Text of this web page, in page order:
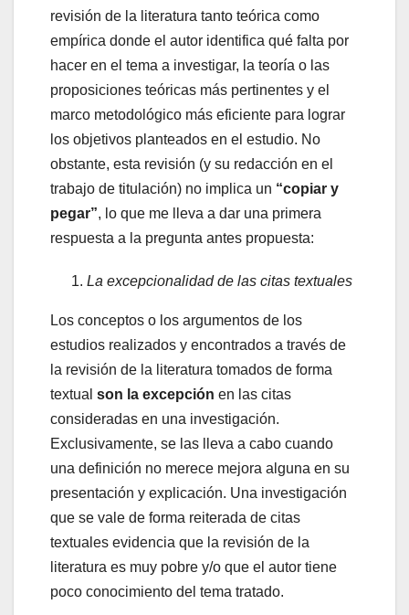
revisión de la literatura tanto teórica como
empírica donde el autor identifica qué falta por
hacer en el tema a investigar, la teoría o las
proposiciones teóricas más pertinentes y el
marco metodológico más eficiente para lograr
los objetivos planteados en el estudio. No
obstante, esta revisión (y su redacción en el
trabajo de titulación) no implica un “copiar y
pegar”, lo que me lleva a dar una primera
respuesta a la pregunta antes propuesta:
La excepcionalidad de las citas textuales
Los conceptos o los argumentos de los
estudios realizados y encontrados a través de
la revisión de la literatura tomados de forma
textual son la excepción en las citas
consideradas en una investigación.
Exclusivamente, se las lleva a cabo cuando
una definición no merece mejora alguna en su
presentación y explicación. Una investigación
que se vale de forma reiterada de citas
textuales evidencia que la revisión de la
literatura es muy pobre y/o que el autor tiene
poco conocimiento del tema tratado.